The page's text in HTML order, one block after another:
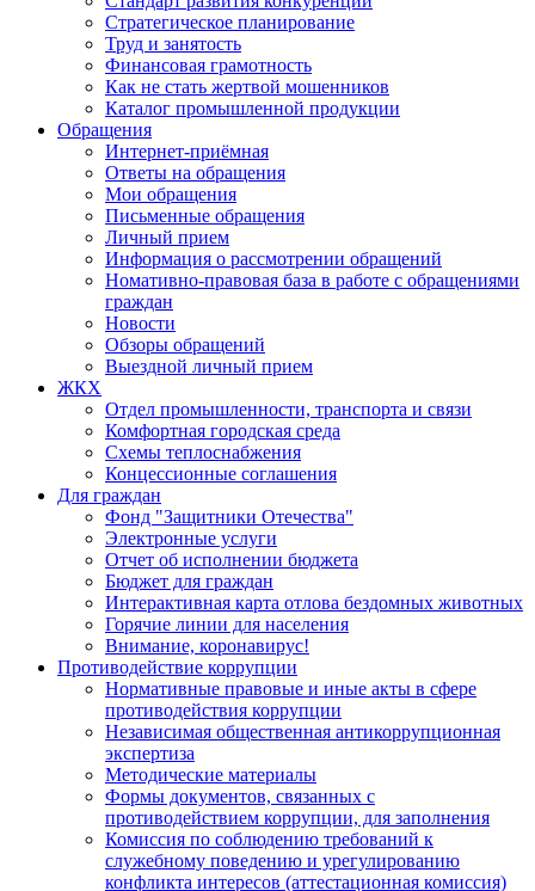
Стратегическое планирование
Труд и занятость
Финансовая грамотность
Как не стать жертвой мошенников
Каталог промышленной продукции
Обращения
Интернет-приёмная
Ответы на обращения
Мои обращения
Письменные обращения
Личный прием
Информация о рассмотрении обращений
Номативно-правовая база в работе с обращениями
граждан
Новости
Обзоры обращений
Выездной личный прием
ЖКХ
Отдел промышленности, транспорта и связи
Комфортная городская среда
Схемы теплоснабжения
Концессионные соглашения
Для граждан
Фонд "Защитники Отечества"
Электронные услуги
Отчет об исполнении бюджета
Бюджет для граждан
Интерактивная карта отлова бездомных животных
Горячие линии для населения
Внимание, коронавирус!
Противодействие коррупции
Нормативные правовые и иные акты в сфере
противодействия коррупции
Независимая общественная антикоррупционная
экспертиза
Методические материалы
Формы документов, связанных с
противодействием коррупции, для заполнения
Комиссия по соблюдению требований к
служебному поведению и урегулированию
конфликта интересов (аттестационная комиссия)